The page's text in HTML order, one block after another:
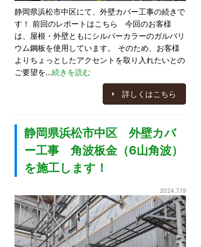
静岡県浜松市中区にて、外壁カバー工事の続きで
す！ 前回のレポートはこちら 今回のお客様
は、屋根・外壁ともにシルバーカラーのガルバリ
ウム鋼板を使用しています。 そのため、お客様
よりちょっとしたアクセントを取り入れたいとの
ご要望を…続きを読む
詳しくはこちら
静岡県浜松市中区 外壁カバ
ー工事 角波板金（6山角波）
を施工します！
2024.7.19